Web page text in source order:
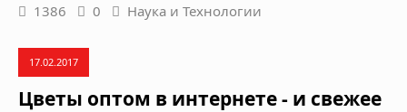
1386 0 Наука и Технологии
17.02.2017
Цветы оптом в интернете - и свежее